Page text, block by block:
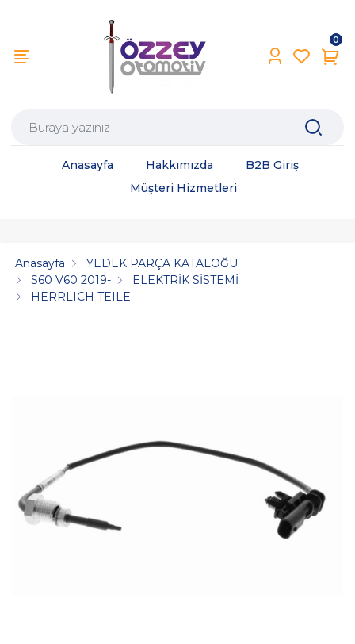
0
Anasayfa Hakkımızda
B2B Giriş
Müşteri Hizmetleri
Anasayfa
YEDEK PARÇA KATALOĞU
S60 V60 2019-
ELEKTRİK SİSTEMİ
HERRLICH TEILE